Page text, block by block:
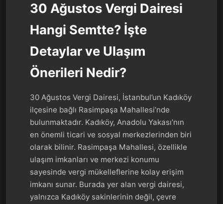
30 Ağustos Vergi Dairesi
Hangi Semtte? İşte
Detaylar ve Ulaşım
Önerileri Nedir?
30 Ağustos Vergi Dairesi, İstanbul’un Kadıköy
ilçesine bağlı Rasimpaşa Mahallesi’nde
bulunmaktadır. Kadıköy, Anadolu Yakası’nın
en önemli ticari ve sosyal merkezlerinden biri
olarak bilinir. Rasimpaşa Mahallesi, özellikle
ulaşım imkanları ve merkezi konumu
sayesinde vergi mükelleflerine kolay erişim
imkanı sunar. Burada yer alan vergi dairesi,
yalnızca Kadıköy sakinlerinin değil, çevre